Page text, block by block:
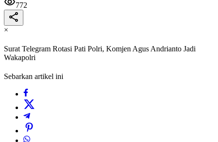
772
×
Surat Telegram Rotasi Pati Polri, Komjen Agus Andrianto Jadi
Wakapolri
Sebarkan artikel ini